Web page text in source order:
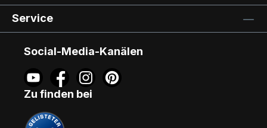
unter http://www.gabler-
bayreuth.de/Produkte/VELUX-
Innenzubehoer.htm Lieferzeit 5 - 7
Arbeitstage, Versandkosten pauschal 4,90
Versandkosten). SPAR-TIPP: Wählen Sie
die Zahlart Vorkasse - Sie erhalten von
übermittelt und können bei der
Service
Social-Media-Kanälen
Zu finden bei